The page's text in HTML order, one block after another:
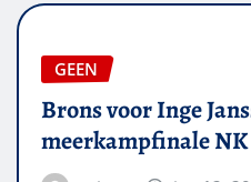
GEEN
Brons voor Inge
meerkampfinale NK